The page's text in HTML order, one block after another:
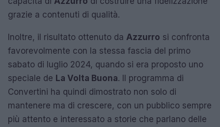
grazie a contenuti di qualità.
Inoltre, il risultato ottenuto da Azzurro si confronta
favorevolmente con la stessa fascia del primo
sabato di luglio 2024, quando si era proposto uno
speciale de La Volta Buona. Il programma di
Convertini ha quindi dimostrato non solo di
mantenere ma di crescere, con un pubblico sempre
più attento e interessato a storie che parlano delle